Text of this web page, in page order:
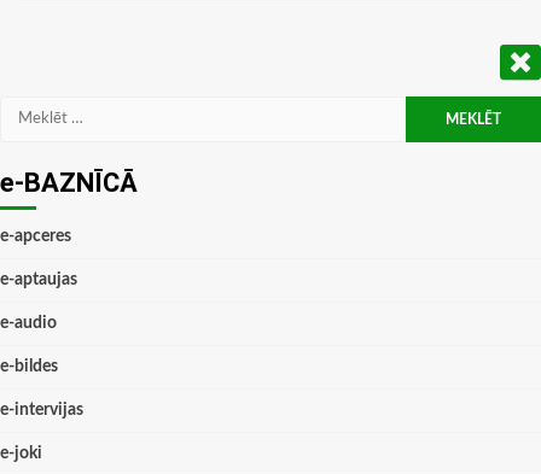
Meklēt:
e-BAZNĪCĀ
e-apceres
e-aptaujas
e-audio
e-bildes
e-intervijas
e-joki